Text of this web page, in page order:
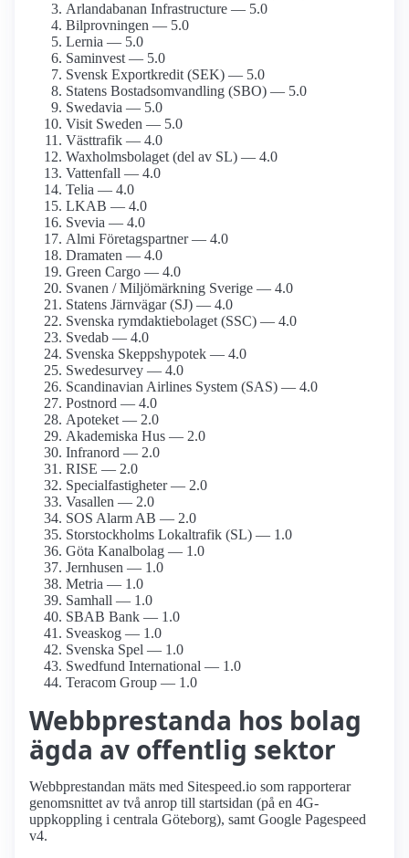
Arlanda­banan Infrastructure — 5.0
Bilprovningen — 5.0
Lernia — 5.0
Saminvest — 5.0
Svensk Exportkredit (SEK) — 5.0
Statens Bostads­omvandling (SBO) — 5.0
Swedavia — 5.0
Visit Sweden — 5.0
Västtrafik — 4.0
Waxholms­bolaget (del av SL) — 4.0
Vattenfall — 4.0
Telia — 4.0
LKAB — 4.0
Svevia — 4.0
Almi Företagspartner — 4.0
Dramaten — 4.0
Green Cargo — 4.0
Svanen / Miljömärkning Sverige — 4.0
Statens Järnvägar (SJ) — 4.0
Svenska rymdaktie­bolaget (SSC) — 4.0
Svedab — 4.0
Svenska Skepps­hypotek — 4.0
Swede­survey — 4.0
Scandinavian Airlines System (SAS) — 4.0
Postnord — 4.0
Apoteket — 2.0
Akademiska Hus — 2.0
Infranord — 2.0
RISE — 2.0
Specialfastigheter — 2.0
Vasallen — 2.0
SOS Alarm AB — 2.0
Storstockholms Lokaltrafik (SL) — 1.0
Göta Kanalbolag — 1.0
Jernhusen — 1.0
Metria — 1.0
Samhall — 1.0
SBAB Bank — 1.0
Sveaskog — 1.0
Svenska Spel — 1.0
Swedfund International — 1.0
Teracom Group — 1.0
Webbprestanda hos bolag
ägda av offentlig sektor
Webbprestandan mäts med Sitespeed.io som rapporterar
genomsnittet av två anrop till startsidan (på en 4G-
uppkoppling i centrala Göteborg), samt Google Pagespeed
v4.